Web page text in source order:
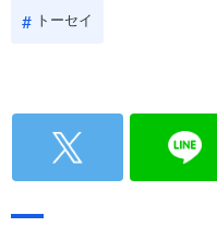
トーセイ